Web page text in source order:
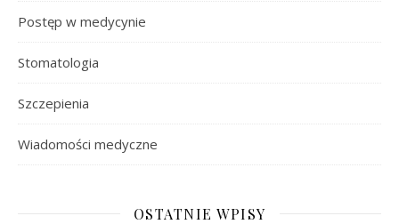
Postęp w medycynie
Stomatologia
Szczepienia
Wiadomości medyczne
OSTATNIE WPISY